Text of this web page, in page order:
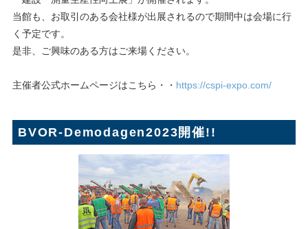
当館も、お取引のある会社様が出展されるので期間中は会場に行
く予定です。
是非、ご興味のある方はご来場ください。
主催者公式ホームページはこちら・・ https://cspi-expo.com/
BVOR-Demodagen2023開催!!